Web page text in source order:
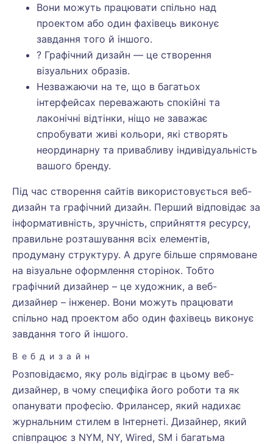
Вони можуть працювати спільно над
проектом або один фахівець виконує
завдання того й іншого.
? Графічний дизайн — це створення
візуальних образів.
Незважаючи на те, що в багатьох
інтерфейсах переважають спокійні та
лаконічні відтінки, ніщо не заважає
спробувати живі кольори, які створять
неординарну та привабливу індивідуальність
вашого бренду.
Під час створення сайтів використовується веб-
дизайн та графічний дизайн. Перший відповідає за
інформативність, зручність, сприйняття ресурсу,
правильне розташування всіх елементів,
продуману структуру. А друге більше спрямоване
на візуальне оформлення сторінок. Тобто
графічний дизайнер – це художник, а веб-
дизайнер – інженер. Вони можуть працювати
спільно над проектом або один фахівець виконує
завдання того й іншого.
Вебдизайн
Розповідаємо, яку роль відіграє в цьому веб-
дизайнер, в чому специфіка його роботи та як
опанувати професію. Фрилансер, який надихає
журнальним стилем в Інтернеті. Дизайнер, який
співпрацює з NYM, NY, Wired, SM і багатьма